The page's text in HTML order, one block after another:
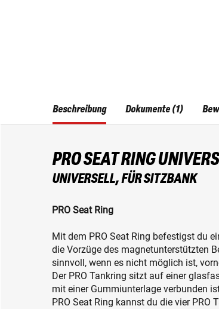
Beschreibung
PRO SEAT RING
UNIVERSELL, FÜR SITZBANK
PRO Seat Ring
Mit dem PRO Seat Ring befestigst du
die Vorzüge des magnetunterstützten
sinnvoll, wenn es nicht möglich ist,
Der PRO Tankring sitzt auf einer
mit einer Gummiunterlage verbunden
PRO Seat Ring kannst du die vier
Dokumente (1)